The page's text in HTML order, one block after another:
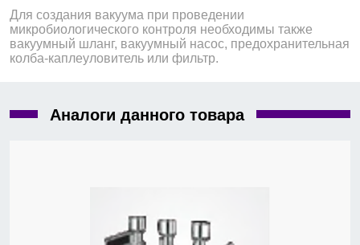
Для создания вакуума при проведении
микробиологического контроля необходимы также
вакуумный шланг, вакуумный насос, предохранительная
колба-каплеуловитель или фильтр.
Аналоги данного товара